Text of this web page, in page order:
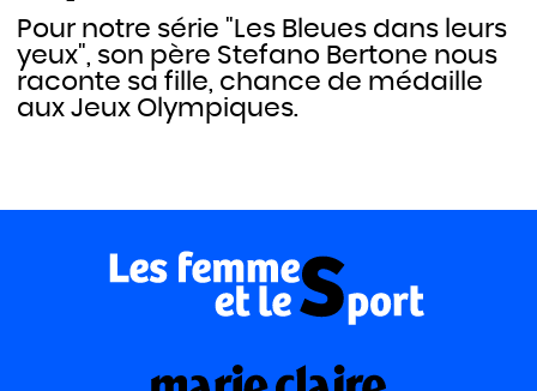
Pour notre série "Les Bleues dans leurs
yeux", son père Stefano Bertone nous
raconte sa fille, chance de médaille
aux Jeux Olympiques.